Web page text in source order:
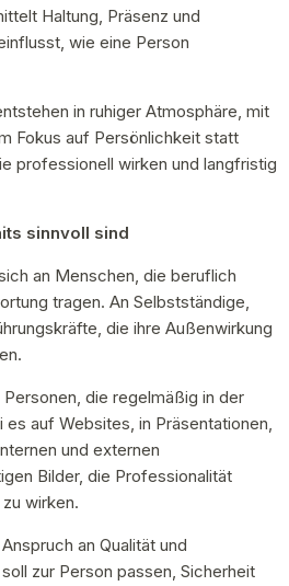
Haltung, Präsenz und
wie eine Person
in ruhiger Atmosphäre, mit
Fokus auf Persönlichkeit statt
professionell wirken und langfristig
sinnvoll sind
an Menschen, die beruflich
tragen. An Selbstständige,
die ihre Außenwirkung
die regelmäßig in der
auf Websites, in Präsentationen,
und externen
Bilder, die Professionalität
wirken.
an Qualität und
zur Person passen, Sicherheit